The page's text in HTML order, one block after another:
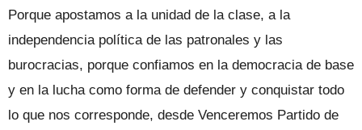
Porque apostamos a la unidad de la clase, a la
independencia política de las patronales y las
burocracias, porque confiamos en la democracia de base
y en la lucha como forma de defender y conquistar todo
lo que nos corresponde, desde Venceremos Partido de